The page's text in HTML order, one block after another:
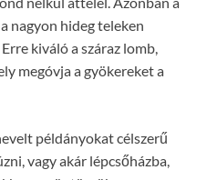
nagyon hideg teleken
kiváló a száraz lomb,
megóvja a gyökereket a
példányokat célszerű
vagy akár lépcsőházba,